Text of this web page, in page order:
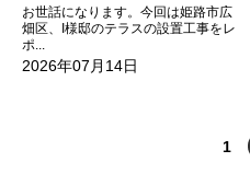
お世話になります。今回は姫路市広
畑区、I様邸のテラスの設置工事をレ
ポ...
2026年07月14日
1